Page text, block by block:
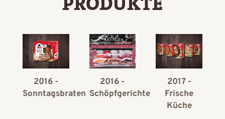
2016 -
Sonntagsbraten
2016 -
Schöpfgerichte
2017 -
Frische
Küche